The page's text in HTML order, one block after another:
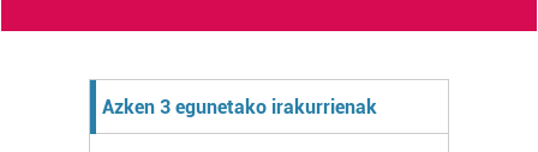
Azken 3 egunetako irakurrienak